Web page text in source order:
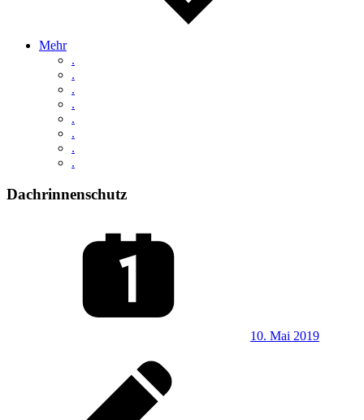
Mehr
.
.
.
.
.
.
.
.
Dachrinnenschutz
10. Mai 2019